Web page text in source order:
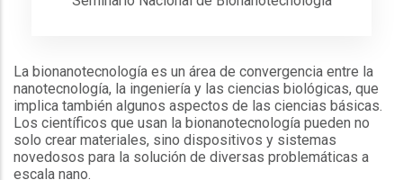
La bionanotecnología es un área de convergencia entre la
nanotecnología, la ingeniería y las ciencias biológicas, que
implica también algunos aspectos de las ciencias básicas.
Los científicos que usan la bionanotecnología pueden no
solo crear materiales, sino dispositivos y sistemas
novedosos para la solución de diversas problemáticas a
escala nano.